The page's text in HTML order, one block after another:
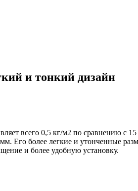
и тонкий дизайн
всего 0,5 кг/м2 по сравнению с
Его более легкие и утонченные
и более удобную установку.